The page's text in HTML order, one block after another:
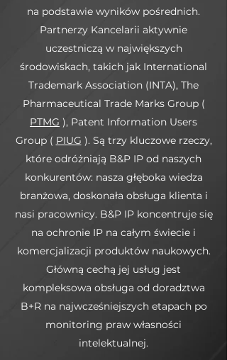
na podstawie wyników pośrednich.
Partnerzy Kancelarii aktywnie
uczestniczą w największych
środowiskach, takich jak International
Trademark Association (INTA), The
Pharmaceutical Trade Marks Group (
PTMG ), Patent Information Users
Group ( PIUG ). Są trzy kluczowe rzeczy,
które odróżniają B&P IP od naszych
konkurentów: nasza głęboka wiedza
branżowa, doskonała obsługa klienta i
nasi pracownicy. B&P IP koncentruje się
na ochronie IP na całym świecie i
komercjalizacji produktów naukowych.
Główną cechą jej usług jest
kompleksowa obsługa od doradztwa
B+R na najwcześniejszych etapach po
monitoring praw własności
intelektualnej.